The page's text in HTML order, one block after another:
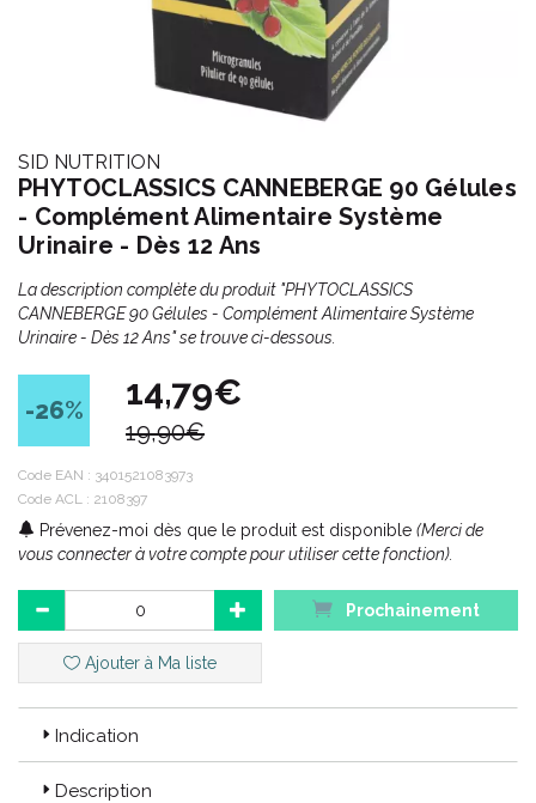
SID NUTRITION
PHYTOCLASSICS CANNEBERGE 90 Gélules
- Complément Alimentaire Système
Urinaire - Dès 12 Ans
La description complète du produit "PHYTOCLASSICS
CANNEBERGE 90 Gélules - Complément Alimentaire Système
Urinaire - Dès 12 Ans" se trouve ci-dessous.
-26% 14,79€
19,90€
Code EAN : 3401521083973
Code ACL : 2108397
Prévenez-moi dès que le produit est disponible (Merci de
vous connecter à votre compte pour utiliser cette fonction).
Prochainement
Ajouter à Ma liste
Indication
Description